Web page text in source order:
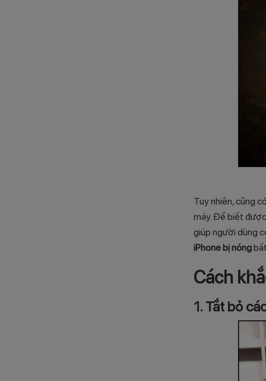
Tuy nhiên, cũng
máy. Để biết
giúp người dùng
iPhone bị nóng
Cách
1. Tắt bỏ